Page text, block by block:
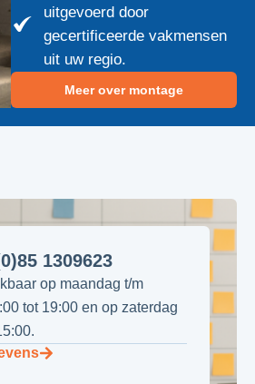
uitgevoerd door
gecertificeerde vakmensen
uit uw regio.
Meer over montage
1309623
op maandag t/m
tot 19:00 en op zaterdag